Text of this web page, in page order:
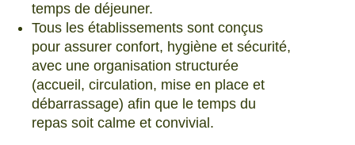
temps de déjeuner.
Tous les établissements sont conçus
pour assurer confort, hygiène et sécurité,
avec une organisation structurée
(accueil, circulation, mise en place et
débarrassage) afin que le temps du
repas soit calme et convivial.